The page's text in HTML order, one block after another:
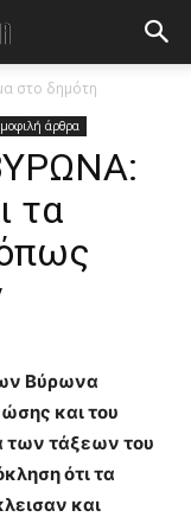
στο δημότη
άρθρα
τα
Βύρωνα
και του
των τάξεων του
ότι τα
και